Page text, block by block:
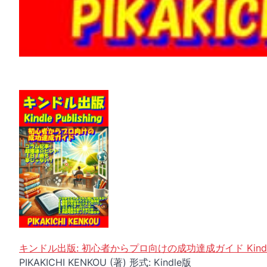
キンドル出版: 初心者からプロ向けの成功達成ガイド
PIKAKICHI KENKOU (著) 形式: Kindle版